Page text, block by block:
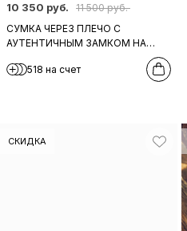
10 350 руб.
11 500 руб.
СУМКА ЧЕРЕЗ ПЛЕЧО С
АУТЕНТИЧНЫМ ЗАМКОМ НА
КОРИЧНЕВОЙ КОЖИ
518 на счет
СКИДКА